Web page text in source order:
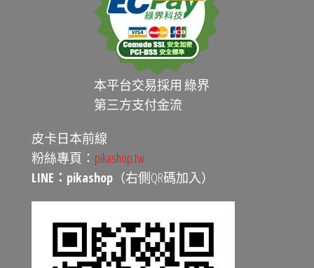
本平台交易採用 綠界
第三方支付金流
皮卡日本前線
粉絲專頁： pikashop.tw
LINE：pikashop （右側QR碼加入）